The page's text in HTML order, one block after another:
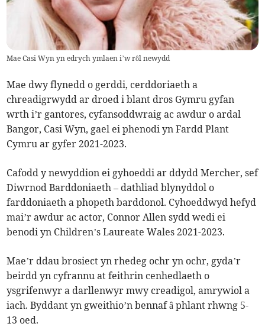
Mae Casi Wyn yn edrych ymlaen i’w rôl newydd
Mae dwy flynedd o gerddi, cerddoriaeth a
chreadigrwydd ar droed i blant dros Gymru gyfan
wrth i’r gantores, cyfansoddwraig ac awdur o ardal
Bangor, Casi Wyn, gael ei phenodi yn Fardd Plant
Cymru ar gyfer 2021-2023.
Cafodd y newyddion ei gyhoeddi ar ddydd Mercher, sef
Diwrnod Barddoniaeth – dathliad blynyddol o
farddoniaeth a phopeth barddonol. Cyhoeddwyd hefyd
mai’r awdur ac actor, Connor Allen sydd wedi ei
benodi yn Children’s Laureate Wales 2021-2023.
Mae’r ddau brosiect yn rhedeg ochr yn ochr, gyda’r
beirdd yn cyfrannu at feithrin cenhedlaeth o
ysgrifenwyr a darllenwyr mwy creadigol, amrywiol a
iach. Byddant yn gweithio’n bennaf â phlant rhwng 5-
13 oed.